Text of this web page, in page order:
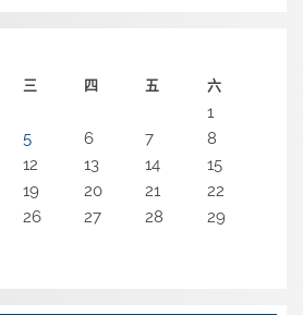
三 四 五 六
1
5 6 7
8
12 13 14
15
19 20 21
22
26 27 28
29